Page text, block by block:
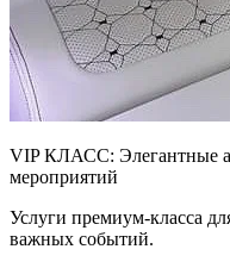
VIP КЛАСС: Элегантные
мероприятий
Услуги премиум-класса
важных событий.